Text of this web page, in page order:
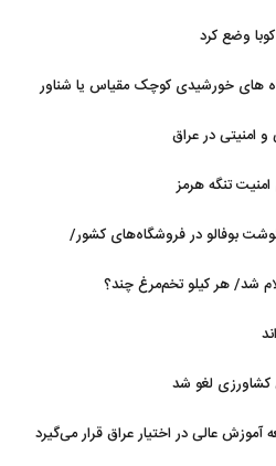
وضع کرد
های خورشیدی کوچک مقیاس یا شناور
امنیتی در عراق
تنگه هرمز
بوفالو در فروشگاه‌های کشور/
شد/ هر کیلو تخم‌مرغ چند؟
کشاورزی لغو شد
آموزش عالی در اختیار عراق قرار می‌گیرد